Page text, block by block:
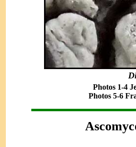
Photos 1-4
Photos 5-6